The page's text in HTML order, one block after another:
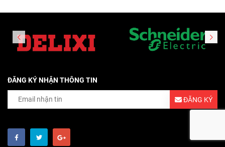
ĐĂNG KÝ NHẬN THÔNG TIN
ĐĂNG KÝ